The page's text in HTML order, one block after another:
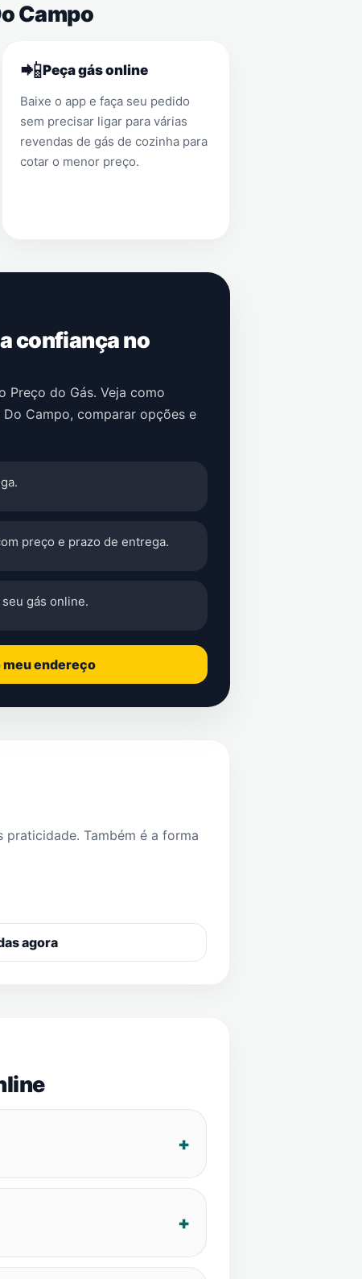
Campo
📲Peça gás online
Baixe o app e faça seu pedido
sem precisar ligar para várias
revendas de gás de cozinha para
cotar o menor preço.
confiança no
Preço do Gás. Veja como
Do Campo, comparar opções e
preço e prazo de entrega.
gás online.
meu endereço
Também é a forma
agora